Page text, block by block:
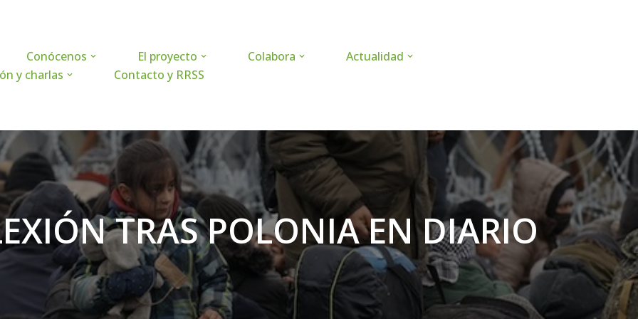
Conócenos El proyecto Colabora
Actualidad
y charlas
Contacto y RRSS
TRAS POLONIA EN DIARIO